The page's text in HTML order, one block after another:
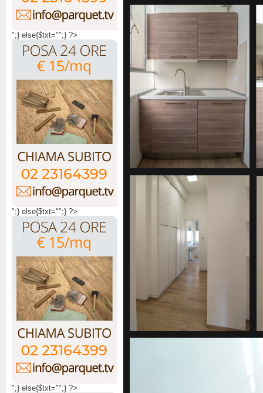
";} else{$txt="";} ?>
";} else{$txt="";} ?>
";} else{$txt="";} ?>